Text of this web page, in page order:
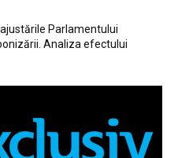
Parlamentului
Analiza efectului